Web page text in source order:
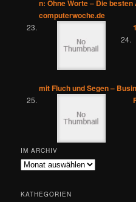
n: Ohne Worte – Die
computerwoche.de
mit Fluch und Segen –
IM ARCHIV
Im
KATHEGORIEN